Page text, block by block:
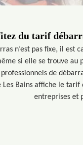
du tarif
n’est pas fixe, il est
si elle se trouve
de
Les Bains affiche le
entreprises et